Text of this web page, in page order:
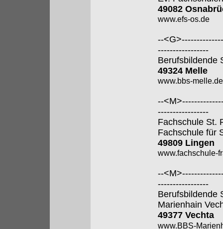
49082
www.efs-os.de
--
-----------------
Berufsbildende
49324 Melle
www.bbs-melle.de
--
-----------------
Fachschule St.
Fachschule für
49809 Lingen
www.fachschule-
--
-----------------
Berufsbildende
Marienhain
49377 Vechta
www.BBS-